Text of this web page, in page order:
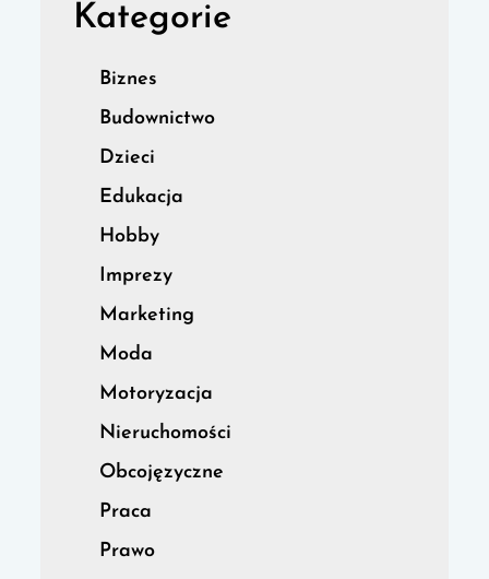
Kategorie
Biznes
Budownictwo
Dzieci
Edukacja
Hobby
Imprezy
Marketing
Moda
Motoryzacja
Nieruchomości
Obcojęzyczne
Praca
Prawo